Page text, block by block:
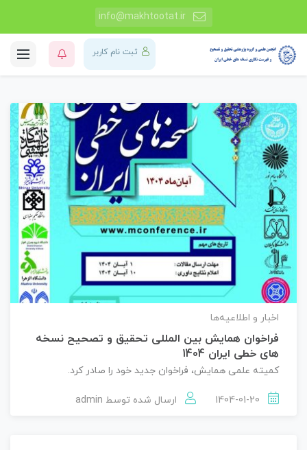
info@makhtootat.ir
ثبت نام کاربر
اخبار و اطلاعیه‌ها
فراخوان همایش بین المللی تحقیق و تصحیح نسخه
های خطی ایران 1404
کمیته علمی همایش، فراخوان جدید خود را صادر کرد.
ارسال شده توسط admin